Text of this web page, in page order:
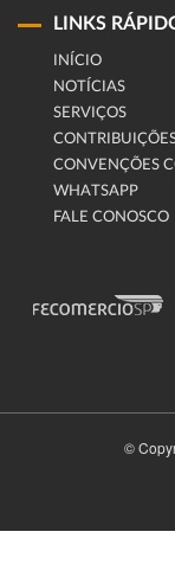
LINKS
INÍCIO
NOTÍCIAS
SERVIÇOS
CONVENÇÕES
WHATSAPP
FALE CONOSCO
©